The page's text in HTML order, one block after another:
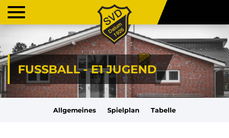
FUSSBALL - E1 JUGEND
Allgemeines Spielplan Tabelle